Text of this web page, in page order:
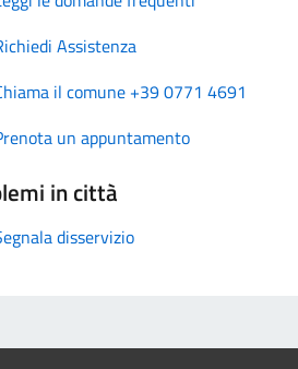
Assistenza
il comune +39 0771 4691
un appuntamento
in città
disservizio